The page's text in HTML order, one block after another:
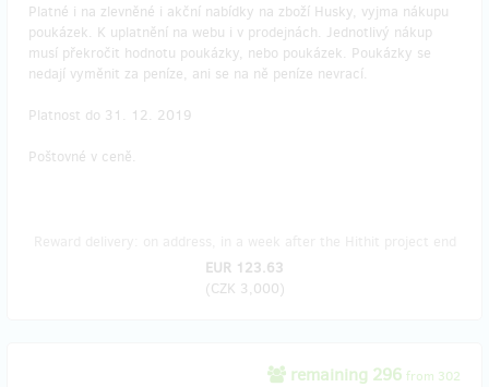
Platné i na zlevněné i akční nabídky na zboží Husky, vyjma nákupu
poukázek. K uplatnění na webu i v prodejnách. Jednotlivý nákup
musí překročit hodnotu poukázky, nebo poukázek. Poukázky se
nedají vyměnit za peníze, ani se na ně peníze nevrací.
Platnost do 31. 12. 2019
Poštovné v ceně.
EUR 123.63
(CZK 3,000)
remaining 296 from 302